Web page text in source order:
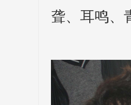
聋、耳鸣、